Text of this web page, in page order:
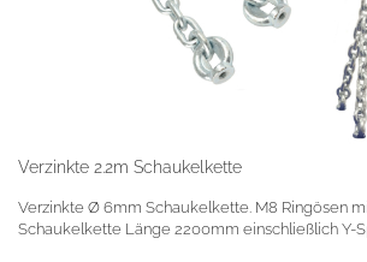
Verzinkte 2.2m Schaukelkette
Verzinkte Ø 6mm Schaukelkette. M8 Ringösen
Schaukelkette Länge 2200mm einschließlich Y-